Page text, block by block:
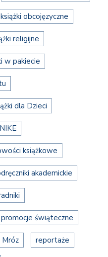
książki obcojęzyczne
religijne
w pakiecie
dla Dzieci
NIKE
książkowe
akademickie
promocje świąteczne
Mróz reportaże